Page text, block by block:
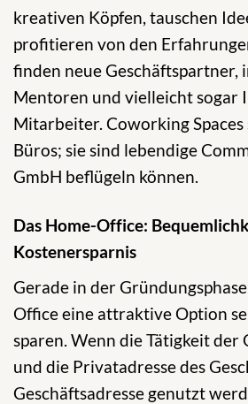
kreativen Köpfen, tauschen
profitieren von den
finden neue Geschäftspartner,
Mentoren und vielleicht sogar
Mitarbeiter. Coworking
Büros; sie sind lebendige
GmbH beflügeln können.
Das Home-Office:
Kostenersparnis
Gerade in der
Office eine attraktive Option
sparen. Wenn die Tätigkeit der
und die Privatadresse des
Geschäftsadresse genutzt